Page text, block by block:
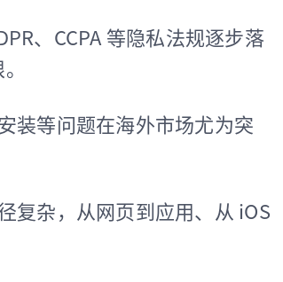
、CCPA 等隐私法规逐步落
装等问题在海外市场尤为突
复杂，从网页到应用、从 iOS